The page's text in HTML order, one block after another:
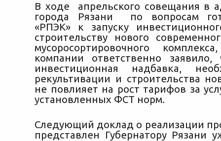
В ходе апрельского совещания в
города Рязани по вопросам
«РПЭК» к запуску
строительству нового
мусоросортировочного
компании ответственно заявило,
инвестиционная надбавка,
рекультивации и строительства
не повлияет на рост тарифов за
установленных ФСТ норм.
Следующий доклад о реализации
представлен Губернатору Рязани